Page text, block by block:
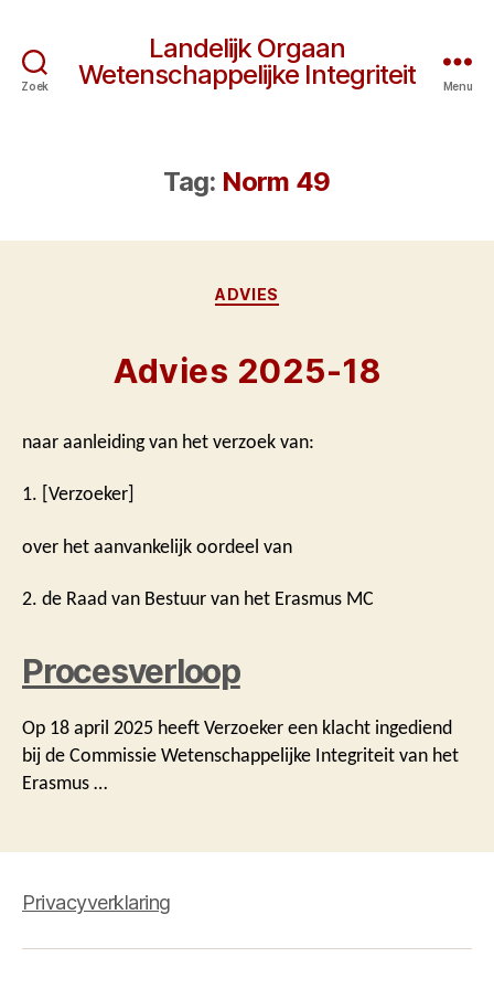
Zoek
Landelijk Orgaan
Wetenschappelijke Integriteit
Menu
Tag: Norm 49
Categorieën
ADVIES
Advies 2025-18
naar aanleiding van het verzoek van:
1. [Verzoeker]
over het aanvankelijk oordeel van
2. de Raad van Bestuur van het Erasmus MC
Procesverloop
Op 18 april 2025 heeft Verzoeker een klacht ingediend
bij de Commissie Wetenschappelijke Integriteit van het
Erasmus …
Privacyverklaring